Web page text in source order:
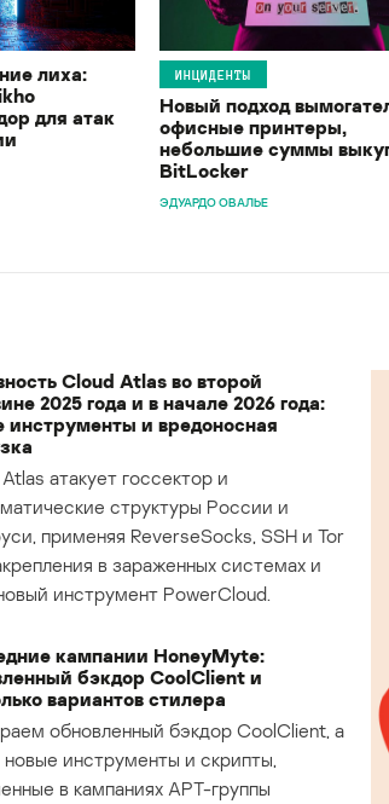
лиха:
для атак
ИНЦИДЕНТЫ
Новый подход
офисные принтеры,
небольшие суммы
BitLocker
ЭДУАРДО ОВАЛЬЕ
Cloud Atlas во второй
2025 года и в начале 2026 года:
инструменты и вредоносная
атакует госсектор и
структуры России и
применяя ReverseSocks, SSH и Tor
в зараженных системах и
инструмент PowerCloud.
кампании HoneyMyte:
бэкдор CoolClient и
вариантов стилера
обновленный бэкдор CoolClient, а
новые инструменты и скрипты,
в кампаниях APT-группы